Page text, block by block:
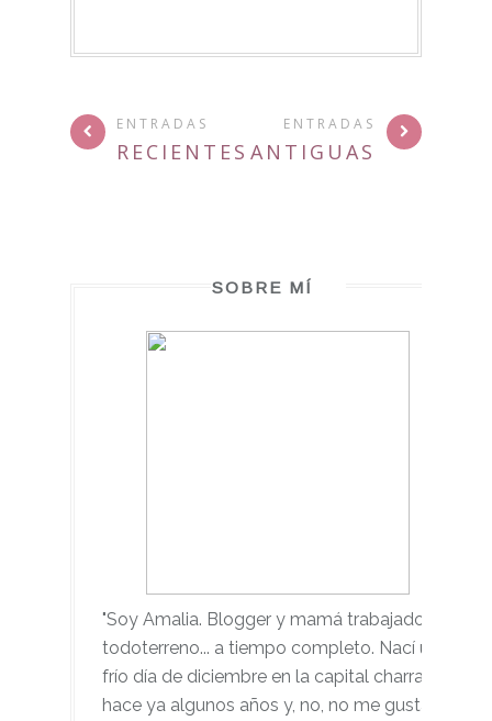
ENTRADAS
RECIENTES
ENTRADAS
ANTIGUAS
SOBRE MÍ
"Soy Amalia. Blogger y mamá trabajadora
todoterreno... a tiempo completo. Nací un
frío día de diciembre en la capital charra,
hace ya algunos años y, no, no me gusta el